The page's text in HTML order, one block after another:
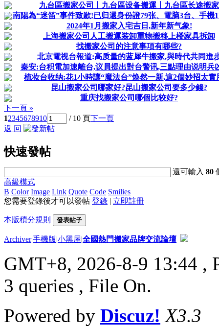
九台區搬家公司丨九台區设备搬運丨九台區长途搬家
南陽為“迷笛”事件致歉!已归還身份證79张、電脑3台、手
2024年1月搬家入宅吉日,新年新气象!
上海搬家公司人工搬運装卸重物搬移上楼家具拆卸
找搬家公司的注意事項有哪些?
北京電视台報道:高质量的蓝犀牛搬家,與時代共同進
秦安:台积電加速離台,议員提出對台警讯,三點理由说明兵
梳妆台收纳:花1小時讓“魔法台”焕然一新,這2個妙招太實
昆山搬家公司哪家好?昆山搬家公司要多少錢?
重庆找搬家公司哪個比较好?
下一頁 »
12345678910 / 10 頁下一頁
返 回
快速發帖
還可輸入80
高級模式
B Color Image Link Quote Code Smilies
您需要登錄後才可以發帖 登錄 | 立即註冊
本版積分規則 發表帖子
Archiver|手機版|小黑屋|全國熱門搬家品牌交流論壇
GMT+8, 2026-8-9 13:44 ,
3 queries , File On.
Powered by Discuz! X3.3